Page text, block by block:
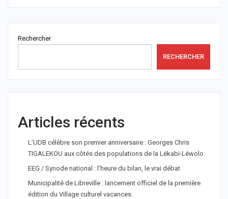
Rechercher
RECHERCHER
Articles récents
L’UDB célèbre son premier anniversaire : Georges Chris
TIGALEKOU aux côtés des populations de la Lékabi-Léwolo
EEG / Synode national : l’heure du bilan, le vrai débat
Municipalité de Libreville : lancement officiel de la première
édition du Village culturel vacances